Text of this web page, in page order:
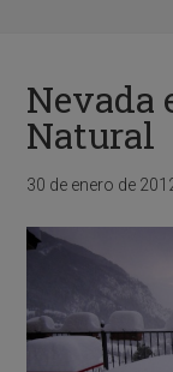
Nevada
Natural
30 de enero de